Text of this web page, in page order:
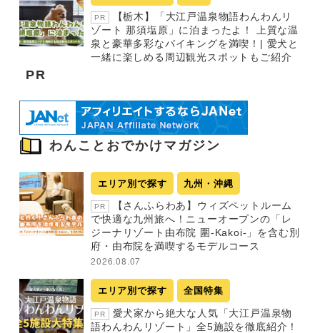
PR
【栃木】「大江戸温泉物語わんわんリ
ゾート 那須塩原」に泊まったよ！ 上質な温
泉と豪華多彩なバイキングを満喫！| 愛犬と
一緒に楽しめる周辺観光スポットもご紹介
PR
わんことおでかけマガジン
エリア別で探す 九州・沖縄
PR
【さんふらわあ】ウィズペットルーム
で快適な九州旅へ！ニューオープンの「レ
ジーナリゾート由布院 圍-Kakoi-」を含む別
府・由布院を満喫するモデルコース
2026.08.07
エリア別で探す 全国特集
PR
愛犬家から絶大な人気「大江戸温泉物
語わんわんリゾート」全5施設を徹底紹介！